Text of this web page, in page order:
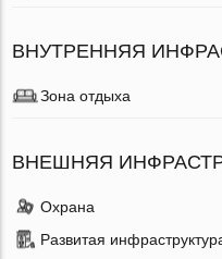
ВНУТРЕННЯЯ
Зона отдыха
ВНЕШНЯЯ
Охрана
Развитая